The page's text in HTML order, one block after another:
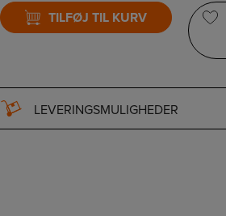
TILFØJ TIL KURV
LEVERINGSMULIGHEDER